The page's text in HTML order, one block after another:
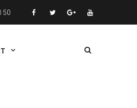
50